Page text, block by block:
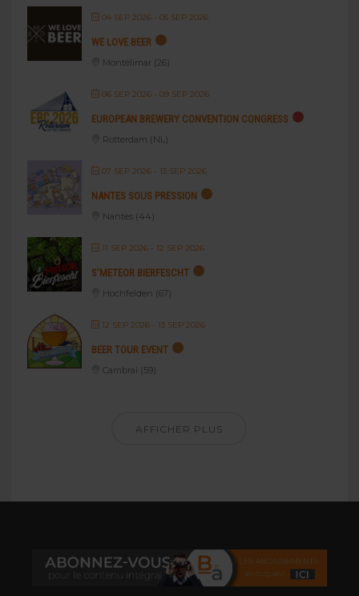
04 SEP 2026- 05 SEP 2026
WE LOVE BEER
Montélimar (26)
06 SEP 2026- 09 SEP 2026
EUROPEAN BREWERY CONVENTION CONGRESS
Rotterdam (NL)
07 SEP 2026- 13 SEP 2026
NANTES SOUS PRESSION
Nantes (44)
11 SEP 2026- 12 SEP 2026
S’METEOR BIERFESCHT
Hochfelden (67)
12 SEP 2026- 13 SEP 2026
BEER TOUR EVENT
Cambrai (59)
AFFICHER PLUS